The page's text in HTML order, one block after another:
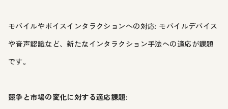
モバイルやボイスインタラクションへの対応: モバイルデバイス
や音声認識など、新たなインタラクション手法への適応が課題
です。
競争と市場の変化に対する適応課題: